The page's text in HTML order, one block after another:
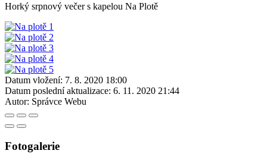
Horký srpnový večer s kapelou Na Plotě
Datum vložení: 7. 8. 2020 18:00
Datum poslední aktualizace: 6. 11. 2020 21:44
Autor: Správce Webu
Fotogalerie